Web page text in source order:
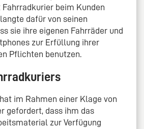
beim Kunden
dafür von seinen
sie ihre eigenen Fahrräder und
zur Erfüllung ihrer
Pflichten benutzen.
im Rahmen einer Klage von
gefordert, dass ihm das
zur Verfügung